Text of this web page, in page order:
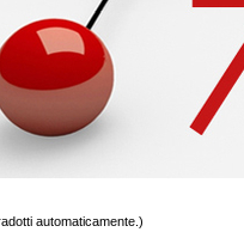
automaticamente.)